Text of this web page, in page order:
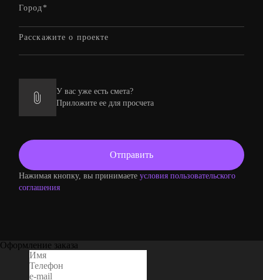
У вас уже есть смета?
Приложите ее для просчета
Нажимая кнопку, вы принимаете условия пользовательского
соглашения
Оформление заказа